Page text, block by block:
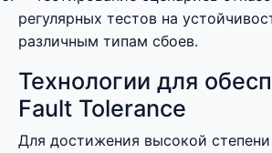
регулярных тестов на
различным типам сбоев.
Технологии для
Fault Tolerance
Для достижения высокой